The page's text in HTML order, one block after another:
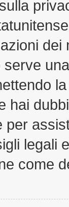
hai
per
legali
come